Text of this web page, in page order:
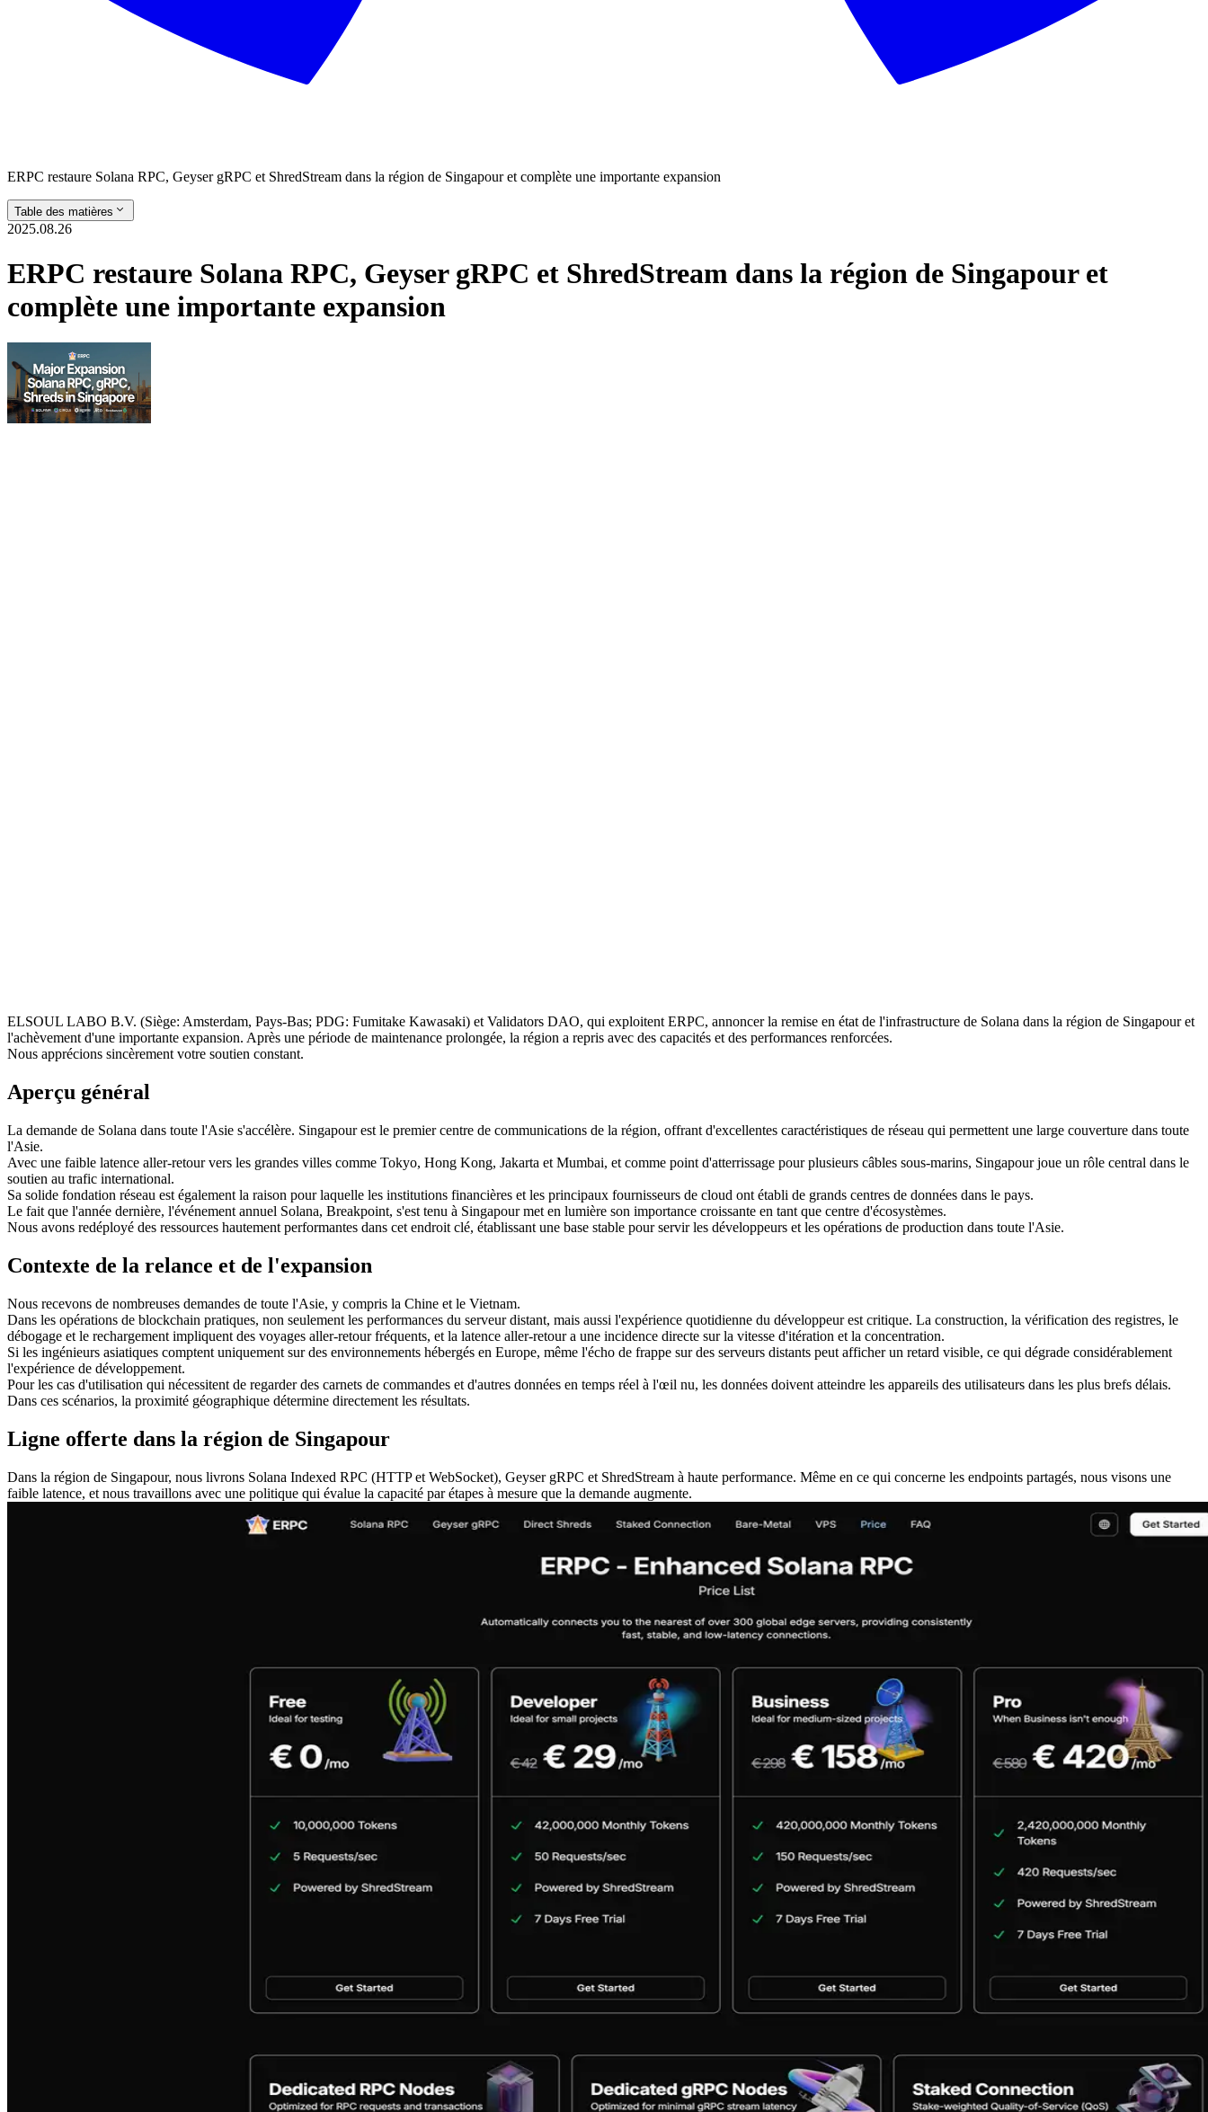
ERPC restaure Solana RPC, Geyser gRPC et ShredStream dans la région de Singapour et complète une importante expansion
Table des matières
2025.08.26
ERPC restaure Solana RPC, Geyser gRPC et ShredStream dans la région de Singapour et
complète une importante expansion
ELSOUL LABO B.V. (Siège: Amsterdam, Pays-Bas; PDG: Fumitake Kawasaki) et Validators DAO, qui exploitent ERPC, annoncer la remise en état de l'infrastructure de Solana dans la région de Singapour et
l'achèvement d'une importante expansion. Après une période de maintenance prolongée, la région a repris avec des capacités et des performances renforcées.
Nous apprécions sincèrement votre soutien constant.
Aperçu général
La demande de Solana dans toute l'Asie s'accélère. Singapour est le premier centre de communications de la région, offrant d'excellentes caractéristiques de réseau qui permettent une large couverture dans toute
l'Asie.
Avec une faible latence aller-retour vers les grandes villes comme Tokyo, Hong Kong, Jakarta et Mumbai, et comme point d'atterrissage pour plusieurs câbles sous-marins, Singapour joue un rôle central dans le
soutien au trafic international.
Sa solide fondation réseau est également la raison pour laquelle les institutions financières et les principaux fournisseurs de cloud ont établi de grands centres de données dans le pays.
Le fait que l'année dernière, l'événement annuel Solana, Breakpoint, s'est tenu à Singapour met en lumière son importance croissante en tant que centre d'écosystèmes.
Nous avons redéployé des ressources hautement performantes dans cet endroit clé, établissant une base stable pour servir les développeurs et les opérations de production dans toute l'Asie.
Contexte de la relance et de l'expansion
Nous recevons de nombreuses demandes de toute l'Asie, y compris la Chine et le Vietnam.
Dans les opérations de blockchain pratiques, non seulement les performances du serveur distant, mais aussi l'expérience quotidienne du développeur est critique. La construction, la vérification des registres, le
débogage et le rechargement impliquent des voyages aller-retour fréquents, et la latence aller-retour a une incidence directe sur la vitesse d'itération et la concentration.
Si les ingénieurs asiatiques comptent uniquement sur des environnements hébergés en Europe, même l'écho de frappe sur des serveurs distants peut afficher un retard visible, ce qui dégrade considérablement
l'expérience de développement.
Pour les cas d'utilisation qui nécessitent de regarder des carnets de commandes et d'autres données en temps réel à l'œil nu, les données doivent atteindre les appareils des utilisateurs dans les plus brefs délais.
Dans ces scénarios, la proximité géographique détermine directement les résultats.
Ligne offerte dans la région de Singapour
Dans la région de Singapour, nous livrons Solana Indexed RPC (HTTP et WebSocket), Geyser gRPC et ShredStream à haute performance. Même en ce qui concerne les endpoints partagés, nous visons une
faible latence, et nous travaillons avec une politique qui évalue la capacité par étapes à mesure que la demande augmente.